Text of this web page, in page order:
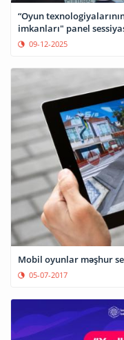
“Oyun
imkanları" panel
09-12-2025
Mobil oyunlar məşhur
05-07-2017